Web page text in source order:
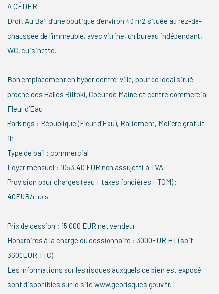
A CÉDER
Droit Au Bail d’une boutique d’environ 40 m2 située au rez-de-
chaussée de l’immeuble, avec vitrine, un bureau indépendant,
WC, cuisinette.
Bon emplacement en hyper centre-ville, pour ce local situé
proche des Halles Biltoki, Coeur de Maine et centre commercial
Fleur d’Eau
Parkings : République (Fleur d’Eau), Ralliement, Molière gratuit
1h
Type de bail : commercial
Loyer mensuel : 1053,40 EUR non assujetti à TVA
Provision pour charges (eau + taxes foncières + TOM) :
40EUR/mois
Prix de cession : 15 000 EUR net vendeur
Honoraires à la charge du cessionnaire : 3000EUR HT (soit
3600EUR TTC)
Les informations sur les risques auxquels ce bien est exposé
sont disponibles sur le site www.georisques.gouv.fr.